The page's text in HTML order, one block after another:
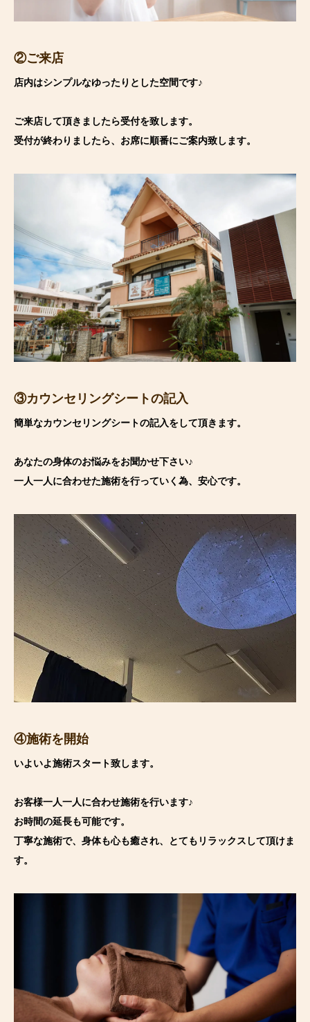
②ご来店
店内はシンプルなゆったりとした空間です♪
ご来店して頂きましたら受付を致します。
受付が終わりましたら、お席に順番にご案内致します。
③カウンセリングシートの記入
簡単なカウンセリングシートの記入をして頂きます。
あなたの身体のお悩みをお聞かせ下さい♪
一人一人に合わせた施術を行っていく為、安心です。
④施術を開始
いよいよ施術スタート致します。
お客様一人一人に合わせ施術を行います♪
お時間の延長も可能です。
丁寧な施術で、身体も心も癒され、とてもリラックスして頂けま
す。